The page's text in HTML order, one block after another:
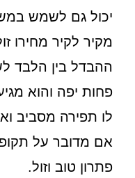
יכול גם לשמש
מקיר לקיר מחירו
ההבדל בין הלבד
פחות יפה והוא
לו תפירה מסביב
אם מדובר על
פתרון טוב וזול.